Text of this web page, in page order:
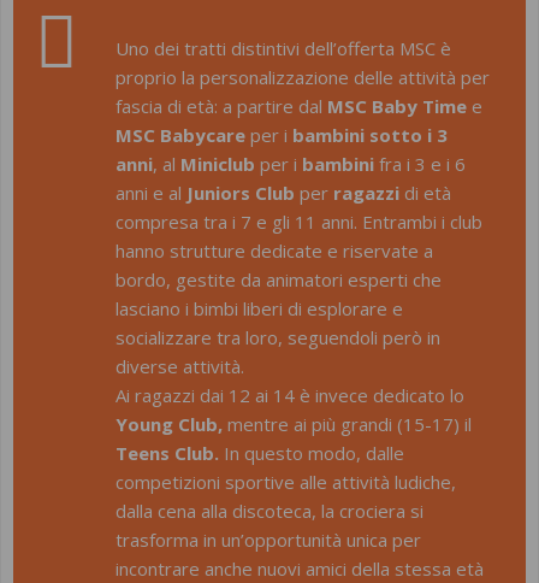
Uno dei tratti distintivi dell’offerta MSC è
proprio la personalizzazione delle attività per
fascia di età: a partire dal MSC Baby Time e
MSC Babycare per i bambini sotto i 3
anni, al Miniclub per i bambini fra i 3 e i 6
anni e al Juniors Club per ragazzi di età
compresa tra i 7 e gli 11 anni. Entrambi i club
hanno strutture dedicate e riservate a
bordo, gestite da animatori esperti che
lasciano i bimbi liberi di esplorare e
socializzare tra loro, seguendoli però in
diverse attività.
Ai ragazzi dai 12 ai 14 è invece dedicato lo
Young Club, mentre ai più grandi (15-17) il
Teens Club. In questo modo, dalle
competizioni sportive alle attività ludiche,
dalla cena alla discoteca, la crociera si
trasforma in un’opportunità unica per
incontrare anche nuovi amici della stessa età